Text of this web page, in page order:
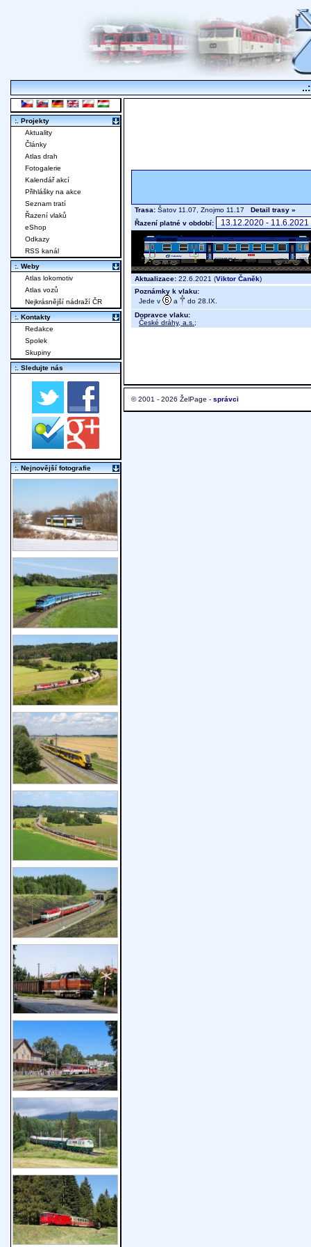
Trasa: Šatov 11.07, Znojmo 11.17 Detail trasy »
Řazení platné v období:
Aktualizace: 22.6.2021 (Viktor Čaněk)
Poznámky k vlaku:
Jede v
a
do 28.IX.
Dopravce vlaku:
České dráhy, a.s. ;
© 2001 - 2026 ŽelPage - správci
:. Projekty
Aktuality
Články
Atlas drah
Fotogalerie
Kalendář akcí
Přihlášky na akce
Seznam tratí
Řazení vlaků
eShop
Odkazy
RSS kanál
:. Weby
Atlas lokomotiv
Atlas vozů
Nejkrásnější nádraží ČR
:. Kontakty
Redakce
Spolek
Skupiny
:. Sledujte nás
:. Nejnovější fotografie